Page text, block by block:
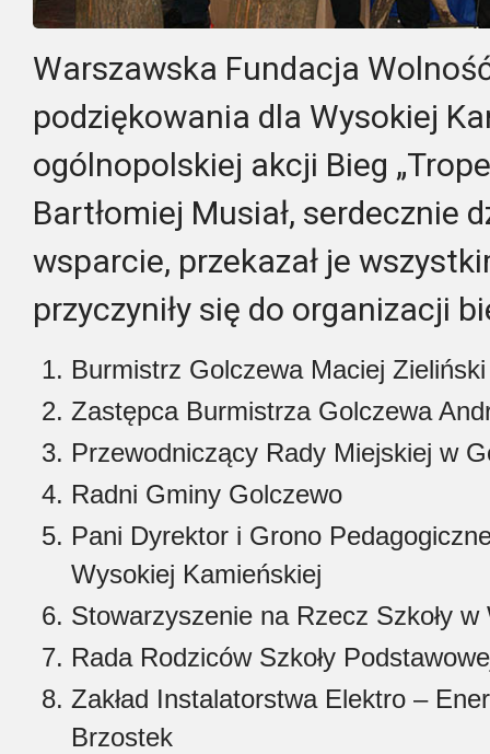
Warszawska Fundacja
podziękowania dla Wysokiej
ogólnopolskiej akcji Bieg
Bartłomiej Musiał, serdecznie
wsparcie, przekazał je
przyczyniły się do organizacji
Burmistrz Golczewa Maciej Zieliński
Zastępca Burmistrza Golczewa
Przewodniczący Rady Miejskiej w
Radni Gminy Golczewo
Pani Dyrektor i Grono
Wysokiej Kamieńskiej
Stowarzyszenie na Rzecz Szkoły
Rada Rodziców Szkoły
Zakład Instalatorstwa Elektro –
Brzostek